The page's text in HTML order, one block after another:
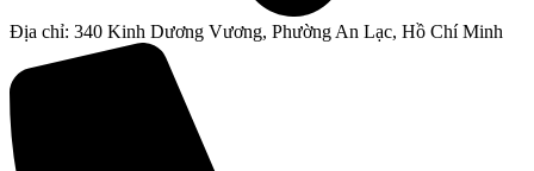
Địa chỉ: 340 Kinh Dương Vương, Phường An Lạc, Hồ Chí Minh